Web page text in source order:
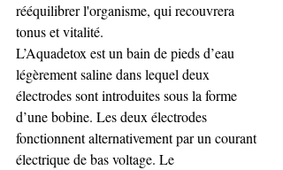
rééquilibrer l'organisme, qui recouvrera
tonus et vitalité.
L’Aquadetox est un bain de pieds d’eau
légèrement saline dans lequel deux
électrodes sont introduites sous la forme
d’une bobine. Les deux électrodes
fonctionnent alternativement par un courant
électrique de bas voltage. Le